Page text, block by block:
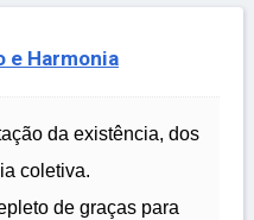
e Harmonia
da existência, dos
coletiva.
de graças para